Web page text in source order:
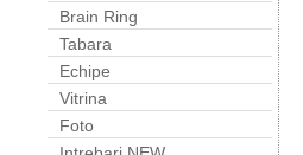
Brain Ring
Tabara
Echipe
Vitrina
Foto